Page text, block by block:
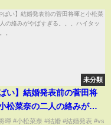
未分類
ばい】結婚発表前の菅田将
松菜奈の二人の絡みがや
る。。。ハイタッチ
暉 #小松菜奈 #結婚 #結婚発表 #vs